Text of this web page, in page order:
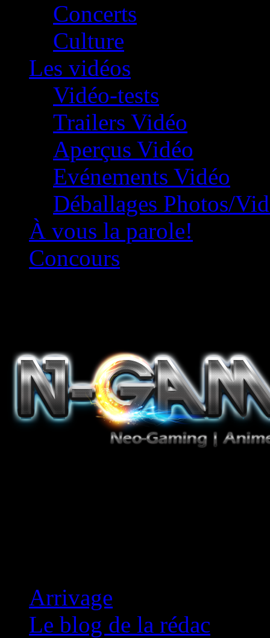
Concerts
Culture
Les vidéos
Vidéo-tests
Trailers Vidéo
Aperçus Vidéo
Evénements Vidéo
Déballages Photos/
À vous la parole!
Concours
Arrivage
Le blog de la rédac